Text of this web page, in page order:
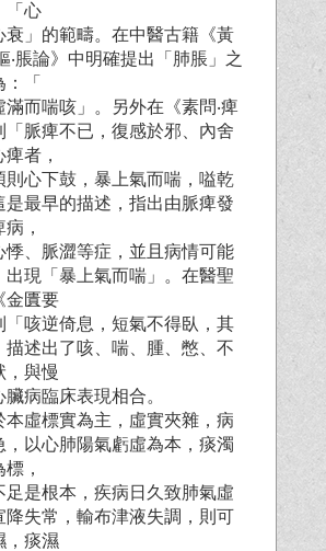
「心
衰」的範疇。在中醫古籍《黃
‧脹論》中明確提出「肺脹」之
「
滿而喘咳」。另外在《素問‧痺
「脈痺不已，復感於邪、內舍
者，
則心下鼓，暴上氣而喘，嗌乾
是最早的描述，指出由脈痺發
，
悸、脈澀等症，並且病情可能
出現「暴上氣而喘」。在醫聖
金匱要
「咳逆倚息，短氣不得臥，其
描述出了咳、喘、腫、憋、不
，與慢
病臨床表現相合。
本虛標實為主，虛實夾雜，病
，以心肺陽氣虧虛為本，痰濁
，
足是根本，疾病日久致肺氣虛
降失常，輸布津液失調，則可
，痰濕